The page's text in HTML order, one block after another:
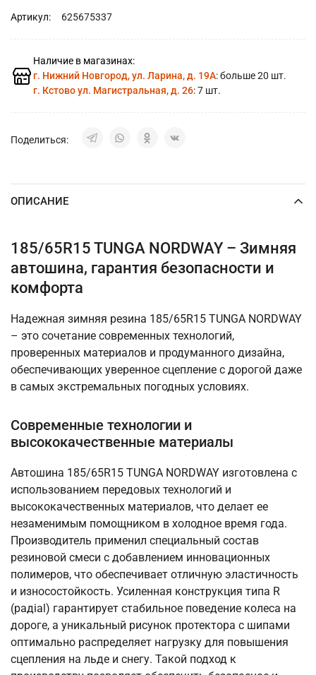
Артикул: 625675337
Наличие в магазинах:
г. Нижний Новгород, ул. Ларина, д. 19А: больше 20 шт.
г. Кстово ул. Магистральная, д. 26: 7 шт.
Поделиться:
ОПИСАНИЕ
185/65R15 TUNGA NORDWAY – Зимняя
автошина, гарантия безопасности и
комфорта
Надежная зимняя резина 185/65R15 TUNGA NORDWAY
– это сочетание современных технологий,
проверенных материалов и продуманного дизайна,
обеспечивающих уверенное сцепление с дорогой даже
в самых экстремальных погодных условиях.
Современные технологии и
высококачественные материалы
Автошина 185/65R15 TUNGA NORDWAY изготовлена с
использованием передовых технологий и
высококачественных материалов, что делает ее
незаменимым помощником в холодное время года.
Производитель применил специальный состав
резиновой смеси с добавлением инновационных
полимеров, что обеспечивает отличную эластичность
и износостойкость. Усиленная конструкция типа R
(радial) гарантирует стабильное поведение колеса на
дороге, а уникальный рисунок протектора с шипами
оптимально распределяет нагрузку для повышения
сцепления на льде и снегу. Такой подход к